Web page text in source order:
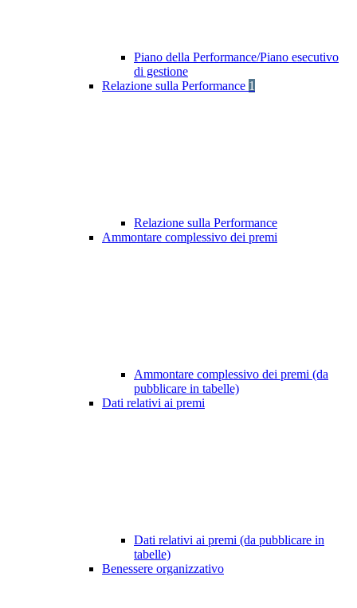
Piano della Performance/Piano esecutivo
di gestione
Relazione sulla Performance 1
Relazione sulla Performance
Ammontare complessivo dei premi
Ammontare complessivo dei premi (da
pubblicare in tabelle)
Dati relativi ai premi
Dati relativi ai premi (da pubblicare in
tabelle)
Benessere organizzativo